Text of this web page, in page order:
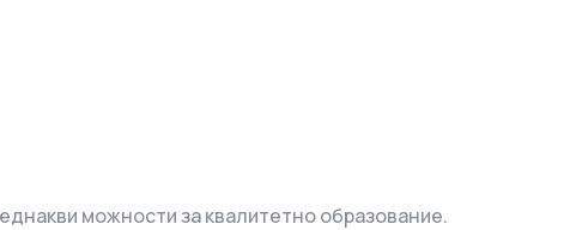
можности за квалитетно образование.